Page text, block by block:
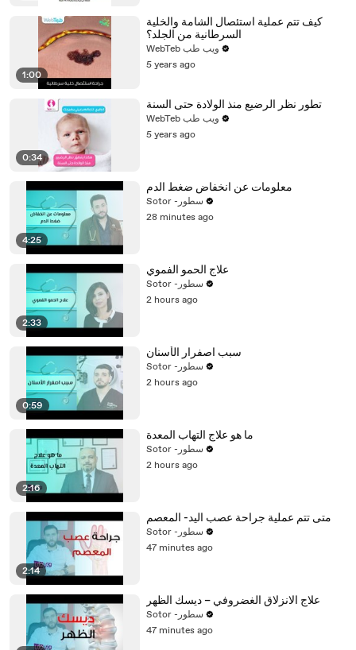
1:00
كيف تتم عملية استئصال الشامة والخلية
السرطانية من الجلد؟
WebTeb ويب طب
5 years ago
0:34
تطور نظر الرضيع منذ الولادة حتى السنة
WebTeb ويب طب
5 years ago
4:25
معلومات عن انخفاض ضغط الدم
Sotor -سطور
28 minutes ago
2:33
علاج الحمو الفموي
Sotor -سطور
2 hours ago
0:59
سبب اصفرار الأسنان
Sotor -سطور
2 hours ago
2:16
ما هو علاج التهاب المعدة
Sotor -سطور
2 hours ago
2:14
متى تتم عملية جراحة عصب اليد- المعصم
Sotor -سطور
47 minutes ago
علاج الانزلاق الغضروفي – ديسك الظهر
Sotor -سطور
47 minutes ago